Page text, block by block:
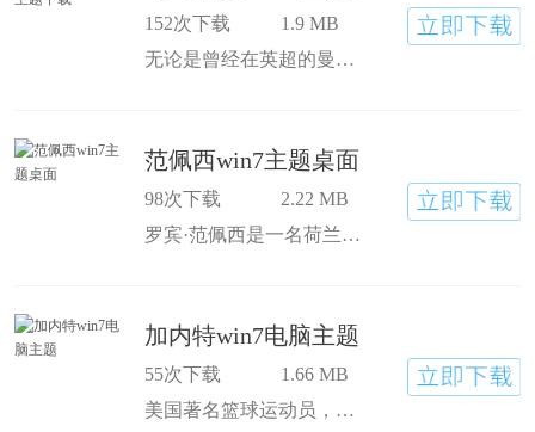
152次下载
1.9 MB
无论是曾经在英超的曼联，还是如今闯荡西班牙的皇马，C罗永远都是绿茵场上最棒的球星。喜欢他的粉丝球迷们一定不要错过这款精美的桌面！
范佩西win7主题桌面
98次下载
2.22 MB
罗宾·范佩西是一名荷兰足球运动员，职业生涯起步于费耶诺德队，2004年转会至现效力的阿森纳队，从2011年起担任阿森纳队队长。
加内特win7电脑主题
55次下载
1.66 MB
美国著名篮球运动员，曾获得NBA总冠军，并且是最伟大的大前锋之一，喜欢他的粉丝球迷们一定不能错过这款经典的电脑桌面主题。